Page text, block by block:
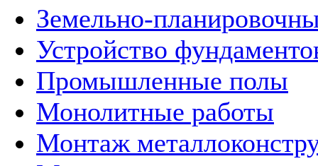
Земельно-
Устройство
Промышленные полы
Монолитные работы
Монтаж